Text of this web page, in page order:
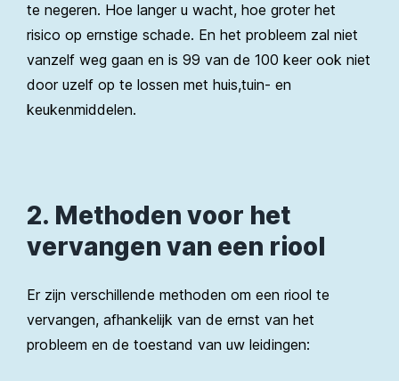
te negeren. Hoe langer u wacht, hoe groter het
risico op ernstige schade. En het probleem zal niet
vanzelf weg gaan en is 99 van de 100 keer ook niet
door uzelf op te lossen met huis,tuin- en
keukenmiddelen.
2. Methoden voor het
vervangen van een riool
Er zijn verschillende methoden om een riool te
vervangen, afhankelijk van de ernst van het
probleem en de toestand van uw leidingen: